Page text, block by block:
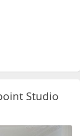
Studio